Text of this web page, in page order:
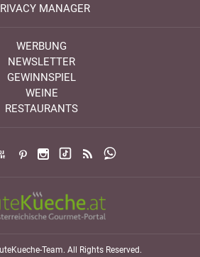
MANAGER
WERBUNG
NEWSLETTER
GEWINNSPIEL
WEINE
RESTAURANTS
Team. All Rights Reserved.